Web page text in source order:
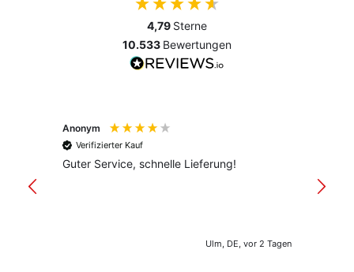
4,79 Sterne
10.533 Bewertungen
Anonym
Verifizierter Kauf
Guter Service, schnelle Lieferung!
Ulm, DE, vor 2 Tagen